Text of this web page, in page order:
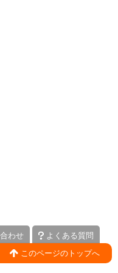
わせ
よくある質問
このページのトップへ